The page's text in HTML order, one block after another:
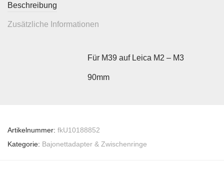
Beschreibung
Zusätzliche Informationen
Für M39 auf Leica M2 – M3
90mm
Artikelnummer: fkU10188852
Kategorie: Bajonettadapter & Zwischenringe